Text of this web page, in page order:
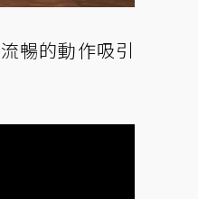
暢的動作吸引